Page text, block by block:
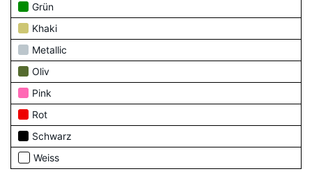
Grün
Khaki
Metallic
Oliv
Pink
Rot
Schwarz
Weiss